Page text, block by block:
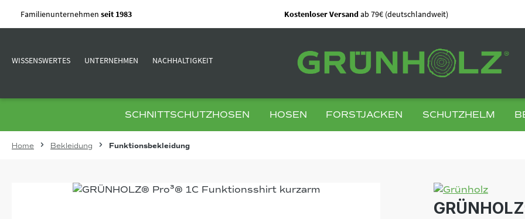
Hauptinhalt springen
Zur Suche springen
Zur Hauptnavigation springen
Familienunternehmen seit 1983 Kostenloser Versandab 79€ (deutschlandweit)
WISSENSWERTES UNTERNEHMEN NACHHALTIGKEIT
SCHNITTSCHUTZHOSEN HOSEN FORSTJACKEN SCHUTZHELM
Home Bekleidung Funktionsbekleidung
Bildergalerie überspringen